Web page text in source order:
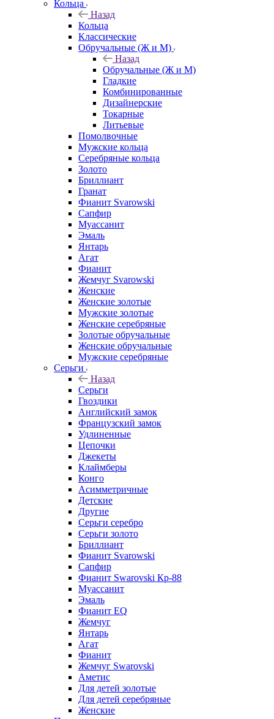
Кольца
Назад
Кольца
Классические
Обручальные (Ж и М)
Назад
Обручальные (Ж и М)
Гладкие
Комбинированные
Дизайнерские
Токарные
Литьевые
Помолвочные
Мужские кольца
Серебряные кольца
Золото
Бриллиант
Гранат
Фианит Svarowski
Сапфир
Муассанит
Эмаль
Янтарь
Агат
Фианит
Жемчуг Svarowski
Женские
Женские золотые
Мужские золотые
Женские серебряные
Золотые обручальные
Женские обручальные
Мужские серебряные
Серьги
Назад
Серьги
Гвоздики
Английский замок
Французский замок
Удлиненные
Цепочки
Джекеты
Клаймберы
Конго
Асимметричные
Детские
Другие
Серьги серебро
Серьги золото
Бриллиант
Фианит Svarowski
Сапфир
Фианит Swarovski Кр-88
Муассанит
Эмаль
Фианит EQ
Жемчуг
Янтарь
Агат
Фианит
Жемчуг Swarovski
Аметис
Для детей золотые
Для детей серебряные
Женские